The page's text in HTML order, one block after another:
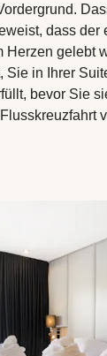
dass
gelebt
Sie in Ihrer
bevor Sie